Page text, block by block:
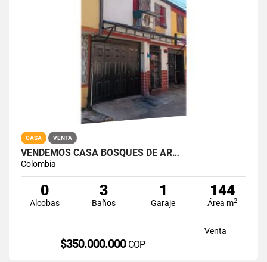
CASA VENTA
VENDEMOS CASA BOSQUES DE AR…
Colombia
0
Alcobas
3
Baños
1
Garaje
144
Área m2
Venta
$350.000.000 COP